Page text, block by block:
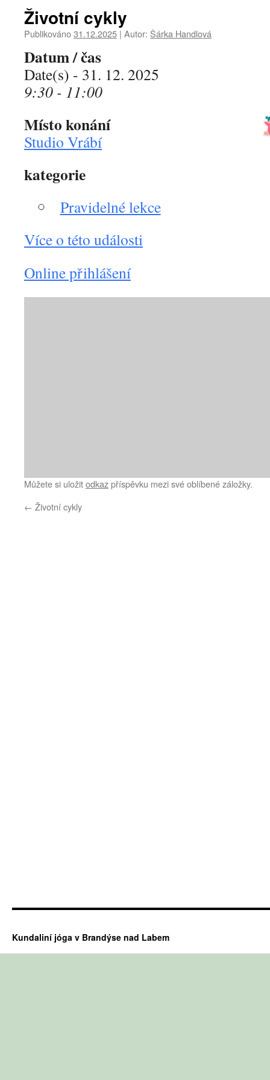
Životní cykly
Publikováno31.12.2025 | Autor: Šárka Handlová
Datum / čas
Date(s) - 31. 12. 2025
9:30 - 11:00
Místo konání
Studio Vrábí
kategorie
Pravidelné lekce
Více o této události
Online přihlášení
Můžete si uložitodkazpříspěvku mezi své oblíbené záložky.
← Životní cykly
Kundaliní jóga v Brandýse nad Labem